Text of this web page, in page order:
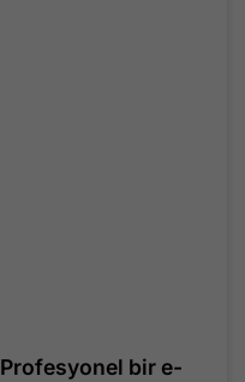
Profesyonel bir e-